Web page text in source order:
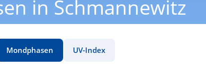
in Schmannewitz
Mondphasen UV-Index